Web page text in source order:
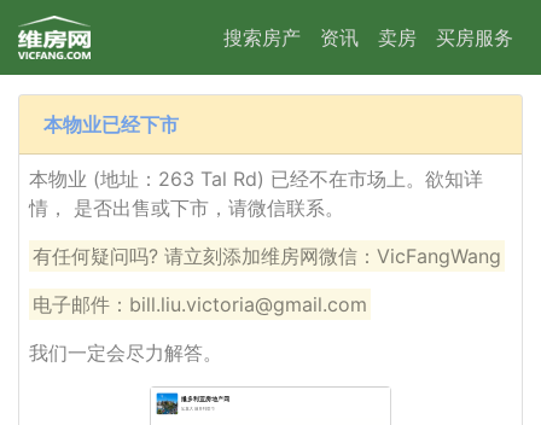
搜索房产 资讯 卖房 买房服务
本物业已经下市
本物业 (地址：263 Tal Rd) 已经不在市场上。欲知详
情， 是否出售或下市，请微信联系。
有任何疑问吗? 请立刻添加维房网微信：VicFangWang
电子邮件：bill.liu.victoria@gmail.com
我们一定会尽力解答。